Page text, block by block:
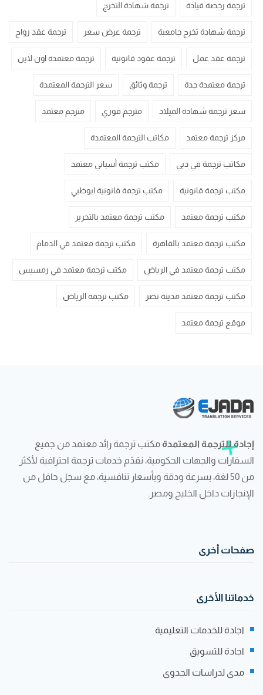
ترجمة رخصة قيادة ترجمة شهادة التخرج
ترجمة شهادة تخرج جامعية ترجمة عرض سعر ترجمة عقد زواج
ترجمة عقد عمل ترجمة عقود قانونية ترجمة معتمدة اون لاين
ترجمة معتمدة جدة ترجمة وثائق سعر الترجمة المعتمدة
سعر ترجمة شهادة الميلاد مترجم فوري مترجم معتمد
مركز ترجمة معتمد مكاتب الترجمة المعتمدة
مكاتب ترجمة في دبي مكتب ترجمة أسباني معتمد
مكتب ترجمة قانونية مكتب ترجمة قانونية ابوظبي
مكتب ترجمة معتمد مكتب ترجمة معتمد بالتحرير
مكتب ترجمة معتمد بالقاهرة مكتب ترجمة معتمد في الدمام
مكتب ترجمة معتمد في الرياض مكتب ترجمة معتمد في رمسيس
مكتب ترجمة معتمد مدينة نصر مكتب ترجمه الرياض
موقع ترجمة معتمد
إجادة للترجمة المعتمدة مكتب ترجمة رائد معتمد من جميع
السفارات والجهات الحكومية، نقدّم خدمات ترجمة احترافية لأكثر
من 50 لغة، بسرعة ودقة وبأسعار تنافسية، مع سجل حافل من
الإنجازات داخل الخليج ومصر.
صفحات أخرى
خدماتنا الأخرى
اجادة للخدمات التعليمية
اجادة للتسويق
مدى لدراسات الجدوى